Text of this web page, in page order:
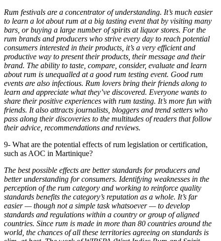
Rum festivals are a concentrator of understanding. It’s much easier
to learn a lot about rum at a big tasting event that by visiting many
bars, or buying a large number of spirits at liquor stores. For the
rum brands and producers who strive every day to reach potential
consumers interested in their products, it’s a very efficient and
productive way to present their products, their message and their
brand. The ability to taste, compare, consider, evaluate and learn
about rum is unequalled at a good rum testing event. Good rum
events are also infectious. Rum lovers bring their friends along to
learn and appreciate what they’ve discovered. Everyone wants to
share their positive experiences with rum tasting. It’s more fun with
friends. It also attracts journalists, bloggers and trend setters who
pass along their discoveries to the multitudes of readers that follow
their advice, recommendations and reviews.
9- What are the potential effects of rum legislation or certification,
such as AOC in Martinique?
The best possible effects are better standards for producers and
better understanding for consumers. Identifying weaknesses in the
perception of the rum category and working to reinforce quality
standards benefits the category’s reputation as a whole. It’s far
easier — though not a simple task whatsoever — to develop
standards and regulations within a country or group of aligned
countries. Since rum is made in more than 80 countries around the
world, the chances of all these territories agreeing on standards is